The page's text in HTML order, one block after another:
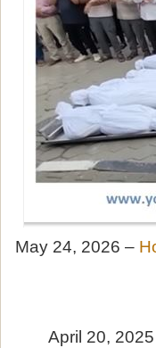
May 24, 2026 –
April 20,